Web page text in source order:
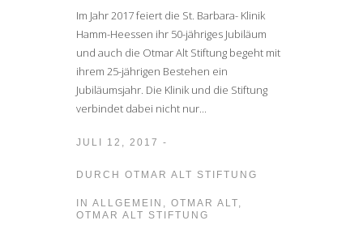
Im Jahr 2017 feiert die St. Barbara- Klinik
Hamm-Heessen ihr 50-jähriges Jubiläum
und auch die Otmar Alt Stiftung begeht mit
ihrem 25-jährigen Bestehen ein
Jubiläumsjahr. Die Klinik und die Stiftung
verbindet dabei nicht nur...
JULI 12, 2017 -
DURCH OTMAR ALT STIFTUNG
IN ALLGEMEIN , OTMAR ALT,
OTMAR ALT STIFTUNG